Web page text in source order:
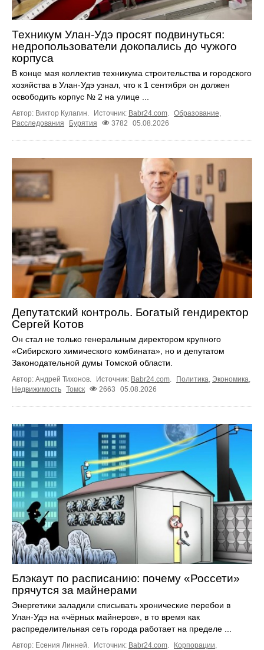
Техникум Улан-Удэ просят подвинуться:
недропользователи докопались до чужого
корпуса
В конце мая коллектив техникума строительства и городского
хозяйства в Улан-Удэ узнал, что к 1 сентября он должен
освободить корпус № 2 на улице ...
Автор: Виктор Кулагин. Источник: Babr24.com. Образование,
Расследования
Бурятия 3782 05.08.2026
Депутатский контроль. Богатый гендиректор
Сергей Котов
Он стал не только генеральным директором крупного
«Сибирского химического комбината», но и депутатом
Законодательной думы Томской области.
Автор: Андрей Тихонов. Источник: Babr24.com. Политика, Экономика,
Недвижимость Томск 2663 05.08.2026
Блэкаут по расписанию: почему «Россети»
прячутся за майнерами
Энергетики заладили списывать хронические перебои в
Улан-Удэ на «чёрных майнеров», в то время как
распределительная сеть города работает на пределе ...
Автор: Есения Линней. Источник: Babr24.com Корпорации